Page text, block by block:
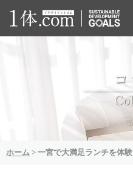
ホーム > 一宮で大満足ランチを体験